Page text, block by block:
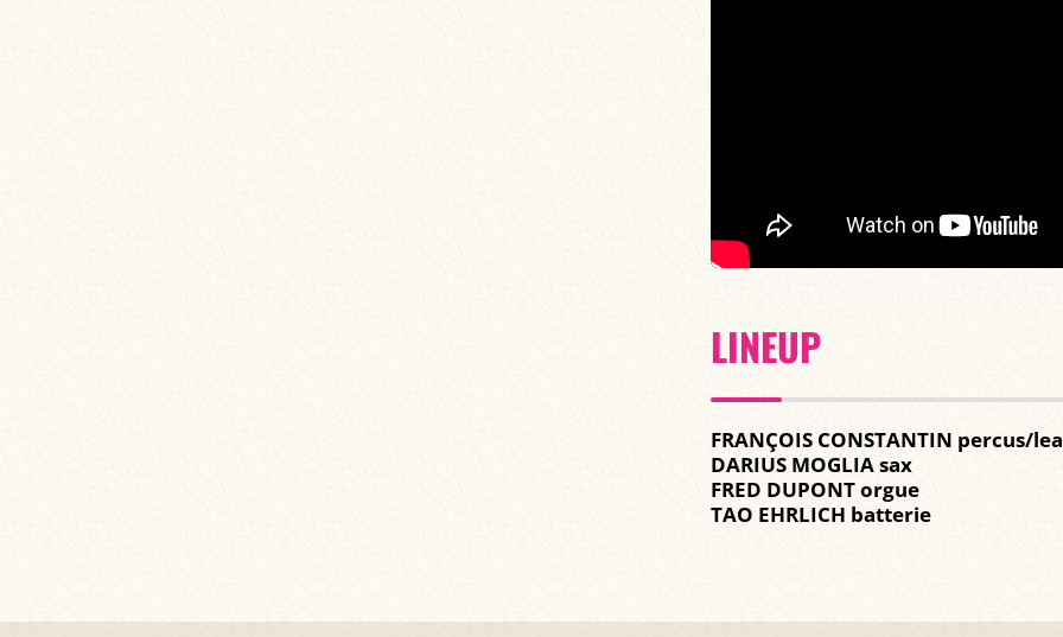
LINEUP
FRANÇOIS CONSTANTIN percus/
DARIUS MOGLIA sax
FRED DUPONT orgue
TAO EHRLICH batterie